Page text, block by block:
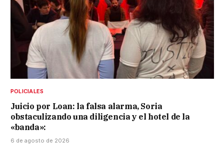
POLICIALES
Juicio por Loan: la falsa alarma, Soria
obstaculizando una diligencia y el hotel de la
«banda»:
6 de agosto de 2026